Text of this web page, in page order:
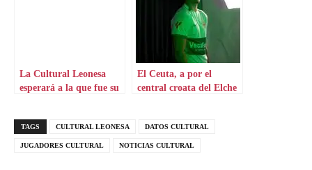
La Cultural Leonesa
esperará a la que fue su
El Ceuta, a por el
central croata del Elche
TAGS CULTURAL LEONESA DATOS CULTURAL
JUGADORES CULTURAL NOTICIAS CULTURAL